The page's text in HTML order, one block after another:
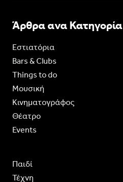
Άρθρα ανα Κατηγορία
Εστιατόρια
Bars & Clubs
Things to do
Moυσική
Κινηματογράφος
Θέατρο
Events
Παιδί
Τέχνη